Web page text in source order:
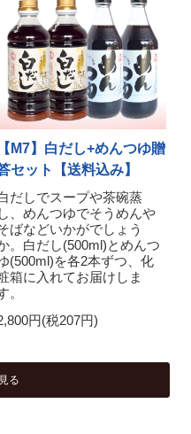
【M7】白だし+めんつゆ贈
セット【送料込み】
だしでスープや茶碗蒸
し、めんつゆでそうめんや
ばなどいかがでしょう
。白だし(500ml)とめんつ
(500ml)を各2本ずつ、化
箱に入れてお届けしま
。
円(税207円)
る